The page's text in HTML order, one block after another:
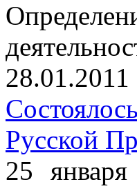
28.01.2011
Русской
25